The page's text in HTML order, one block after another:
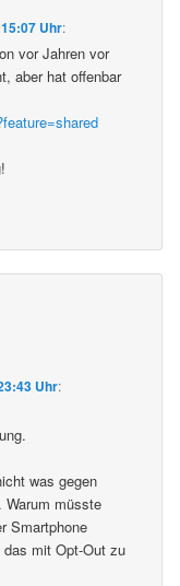
Uhr:
vor Jahren vor
aber hat offenbar
Uhr:
was gegen
Warum müsste
Smartphone
das mit Opt-Out zu